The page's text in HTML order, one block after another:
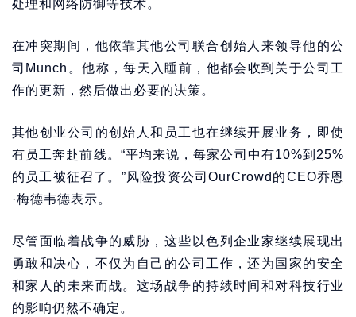
处理和网络防御等技术。
在冲突期间，他依靠其他公司联合创始人来领导他的公
司Munch。他称，每天入睡前，他都会收到关于公司工
作的更新，然后做出必要的决策。
其他创业公司的创始人和员工也在继续开展业务，即使
有员工奔赴前线。“平均来说，每家公司中有10%到25%
的员工被征召了。”风险投资公司OurCrowd的CEO乔恩
·梅德韦德表示。
尽管面临着战争的威胁，这些以色列企业家继续展现出
勇敢和决心，不仅为自己的公司工作，还为国家的安全
和家人的未来而战。这场战争的持续时间和对科技行业
的影响仍然不确定。